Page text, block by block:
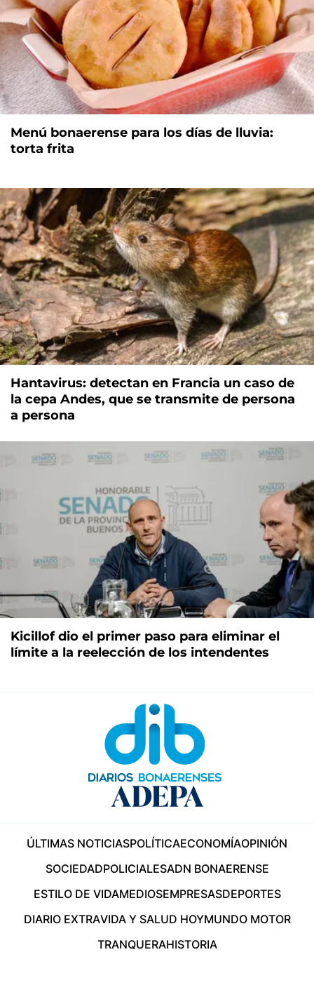
Menú bonaerense para los días de lluvia:
torta frita
Hantavirus: detectan en Francia un caso de
la cepa Andes, que se transmite de persona
a persona
Kicillof dio el primer paso para eliminar el
límite a la reelección de los intendentes
ÚLTIMAS NOTICIASPOLÍTICAECONOMÍAOPINIÓN
SOCIEDADPOLICIALESADN BONAERENSE
ESTILO DE VIDAMEDIOSEMPRESASDEPORTES
DIARIO EXTRAVIDA Y SALUD HOYMUNDO MOTOR
TRANQUERAHISTORIA